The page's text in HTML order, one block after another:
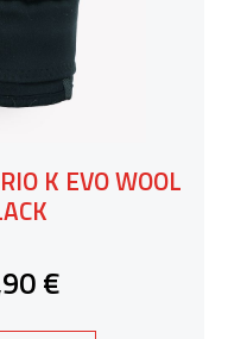
K EVO WOOL
€